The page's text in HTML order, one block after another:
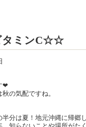
タミンC☆☆
❤
の気配ですね。
分は夏！地元沖縄に帰郷